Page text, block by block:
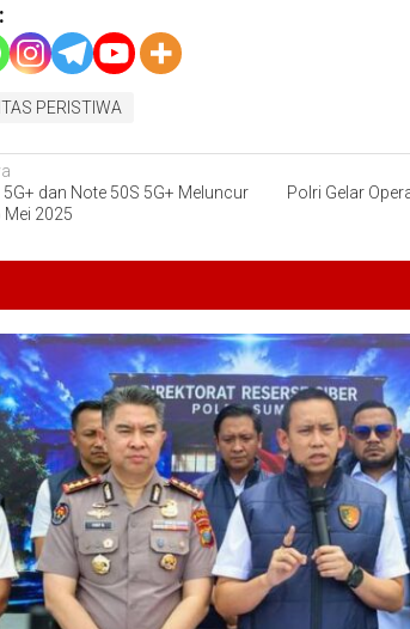
PERISTIWA
5G+ dan Note 50S 5G+ Meluncur
Mei 2025
Polri Gelar